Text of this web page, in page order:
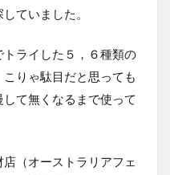
ていました。
ライした５，６種類の
りゃ駄目だと思っても
して無くなるまで使って
（オーストラリアフェ